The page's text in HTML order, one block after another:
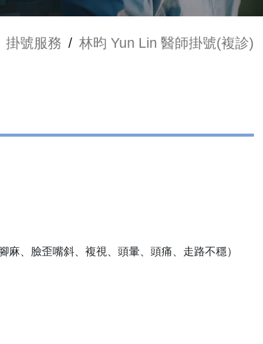
掛號服務 / 林昀 Yun Lin 醫師掛號(複診)
、臉歪嘴斜、複視、頭暈、頭痛、走路不穩）